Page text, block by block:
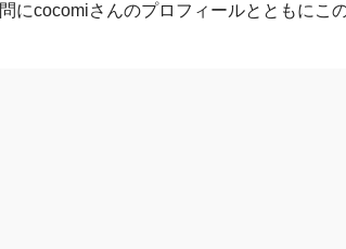
にcocomiさんのプロフィールとともにこ